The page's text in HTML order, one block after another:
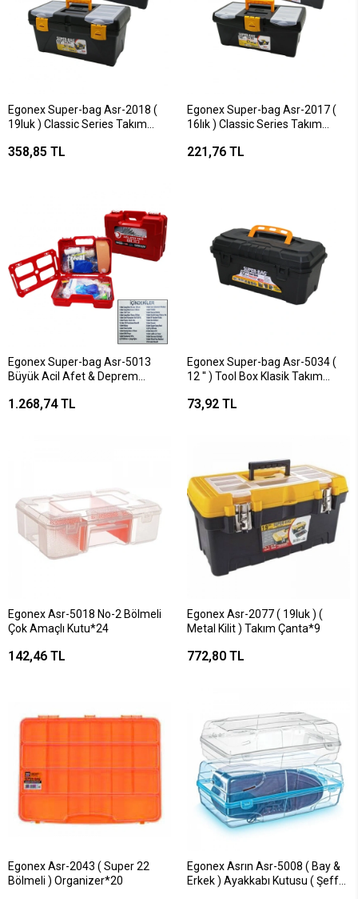
Egonex Super-bag Asr-2018 (
19luk ) Classic Series Takım
358,85 TL
Egonex Super-bag Asr-2017 (
16lık ) Classic Series Takım
221,76 TL
Egonex Super-bag Asr-5013
Büyük Acil Afet & Deprem
1.268,74 TL
Egonex Super-bag Asr-5034 (
12 '' ) Tool Box Klasik Takım
73,92 TL
Egonex Asr-5018 No-2 Bölmeli
Çok Amaçlı Kutu*24
142,46 TL
Egonex Asr-2077 ( 19luk ) (
Metal Kilit ) Takım Çanta*9
772,80 TL
Egonex Asr-2043 ( Super 22
Bölmeli ) Organizer*20
Egonex Asrın Asr-5008 ( Bay &
Erkek ) Ayakkabı Kutusu ( Şeffaf